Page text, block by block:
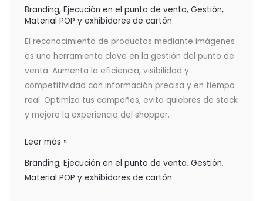
Branding, Ejecución en el punto de venta, Gestión,
Material POP y exhibidores de cartón
El reconocimiento de productos mediante imágenes
es una herramienta clave en la gestión del punto de
venta. Aumenta la eficiencia, visibilidad y
competitividad con información precisa y en tiempo
real. Optimiza tus campañas, evita quiebres de stock
y mejora la experiencia del shopper.
Leer más »
Branding, Ejecución en el punto de venta, Gestión,
Material POP y exhibidores de cartón